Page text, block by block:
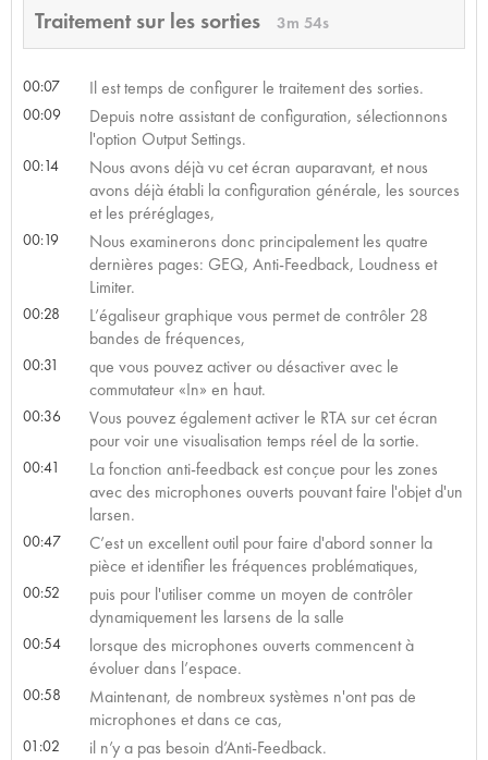
Traitement sur les sorties 3m 54s
00:07 Il est temps de configurer le traitement des sorties.
00:09
Depuis notre assistant de configuration, sélectionnons
l'option Output Settings.
00:14
Nous avons déjà vu cet écran auparavant, et nous
avons déjà établi la configuration générale, les sources
et les préréglages,
00:19
Nous examinerons donc principalement les quatre
dernières pages: GEQ, Anti-Feedback, Loudness et
Limiter.
00:28
L’égaliseur graphique vous permet de contrôler 28
bandes de fréquences,
00:31
que vous pouvez activer ou désactiver avec le
commutateur «In» en haut.
00:36
Vous pouvez également activer le RTA sur cet écran
pour voir une visualisation temps réel de la sortie.
00:41
La fonction anti-feedback est conçue pour les zones
avec des microphones ouverts pouvant faire l'objet d'un
larsen.
00:47
C’est un excellent outil pour faire d'abord sonner la
pièce et identifier les fréquences problématiques,
00:52
puis pour l'utiliser comme un moyen de contrôler
dynamiquement les larsens de la salle
00:54
lorsque des microphones ouverts commencent à
évoluer dans l’espace.
00:58
Maintenant, de nombreux systèmes n'ont pas de
microphones et dans ce cas,
01:02 il n’y a pas besoin d’Anti-Feedback.